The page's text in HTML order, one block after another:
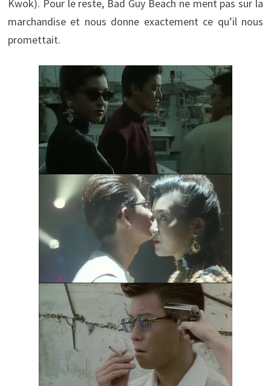
Kwok). Pour le reste, Bad Guy Beach ne ment pas sur la
marchandise et nous donne exactement ce qu’il nous
promettait.